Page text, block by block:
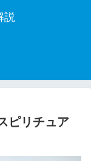
説
ピリチュア